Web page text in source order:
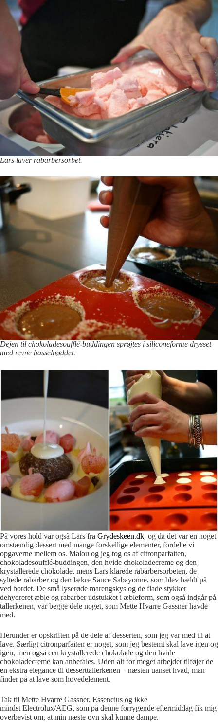
Lars laver rabarbersorbet.
Dejen til chokoladesoufflé-buddingen sprøjtes i siliconeforme drysset
med revne hasselnødder.
På vores hold var også Lars fra Grydeskeen.dk, og da det var en noget
omstændig dessert med mange forskellige elementer, fordelte vi
opgaverne mellem os. Malou og jeg tog os af citronparfaiten,
chokoladesoufflé-buddingen, den hvide chokoladecreme og den
krystallerede chokolade, mens Lars klarede rabarbersorbeten, de
syltede rabarber og den lækre Sauce Sabayonne, som blev hældt på
ved bordet. De små lyserøde marengskys og de flade stykker
dehydreret æble og rabarber udstukket i æbleform, som også indgår på
tallerkenen, var begge dele noget, som Mette Hvarre Gassner havde
med.
Herunder er opskriften på de dele af desserten, som jeg var med til at
lave. Særligt citronparfaiten er noget, som jeg bestemt skal lave igen og
igen, men også cen krystallerede chokolade og den hvide
chokoladecreme kan anbefales. Uden alt for meget arbejder tilføjer de
en ekstra elegance til desserttallerkenen – næsten uanset hvad, man
finder på at lave som hovedelement.
Tak til Mette Hvarre Gassner, Essencius og ikke
mindst Electrolux/AEG, som på denne forrygende eftermiddag fik mig
overbevist om, at min næste ovn skal kunne dampe.